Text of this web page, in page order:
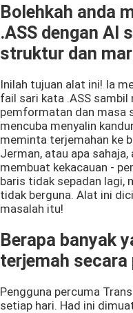
Bolehkah anda
.ASS dengan AI
struktur dan
Inilah tujuan alat ini! Ia
fail sari kata .ASS sambil
pemformatan dan masa
mencuba menyalin
meminta terjemahan ke
Jerman, atau apa
membuat kekacauan -
baris tidak sepadan lagi,
tidak berguna. Alat ini
masalah itu!
Berapa banyak
terjemah secara
Pengguna percuma
setiap hari. Had ini